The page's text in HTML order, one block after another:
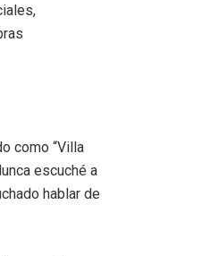
como “Villa
escuché a
hablar de